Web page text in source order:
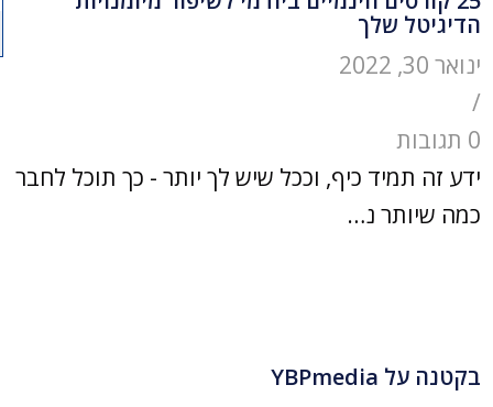
הדיגיטל שלך
ינואר 30, 2022
/
0 תגובות
ידע זה תמיד כיף, וככל שיש לך יותר - כך תוכל לחבר
כמה שיותר נ…
בקטנה על YBPmedia